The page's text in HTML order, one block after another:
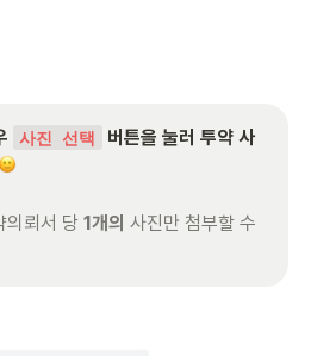
사진 선택
버튼을 눌러 투약 사
의뢰서 당 1개의 사진만 첨부할 수